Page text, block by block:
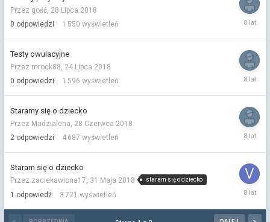
Przez gość, 28 Lipca 2018
0 odpowiedzi 1 550 wyświetleń
28
2018
Testy owulacyjne
Przez mrock88, 24 Lipca 2018
0 odpowiedzi 1 596 wyświetleń
24
2018
Staramy się o dziecko
Przez Madzialena, 28 Czerwca 2018
2 odpowiedzi 4 687 wyświetleń
29
2018
Staram się o dziecko
Przez zaciekawiona17, 31 Maja 2018 staram się o dziecko
1 odpowiedź 3 721 wyświetleń
17
2018